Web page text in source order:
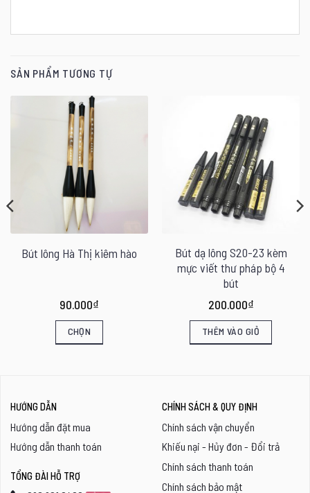
SẢN PHẨM TƯƠNG TỰ
Bút lông Hà Thị kiêm hào
90.000₫
CHỌN
nhiều
biến
thể.
Các
Bút dạ lông S20-23 kèm
mực viết thư pháp bộ 4
bút
200.000₫
THÊM VÀO GIỎ
HƯỚNG DẪN
Hướng dẫn đặt mua
Hướng dẫn thanh toán
TỔNG ĐÀI HỖ TRỢ
CHÍNH SÁCH & QUY ĐỊNH
Chính sách vận chuyển
Khiếu nại - Hủy đơn - Đổi trả
Chính sách thanh toán
Chính sách bảo mật